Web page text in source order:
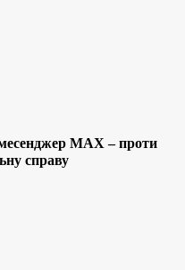
MAX – проти
справу